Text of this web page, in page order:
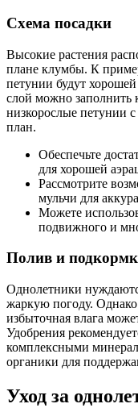
Схема посадки
Высокие растения
плане клумбы. К
петунии будут
слой можно заполнить
низкорослые петунии
план.
Обеспечьте
для хорошей
Рассмотрите
мульчи для
Можете
подвижного и
Полив и
Однолетники
жаркую погоду.
избыточная влага
Удобрения
комплексными
органики для
Уход за